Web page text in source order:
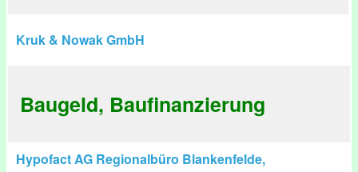
Kruk & Nowak GmbH
Baugeld, Baufinanzierung
Hypofact AG Regionalbüro Blankenfelde,